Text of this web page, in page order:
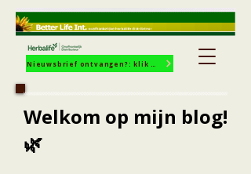
Welkom op mijn blog!
🌿